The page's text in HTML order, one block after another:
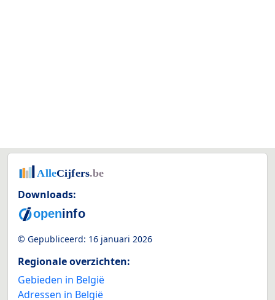
Downloads:
© Gepubliceerd: 16 januari 2026
Regionale overzichten:
Gebieden in België
Adressen in België